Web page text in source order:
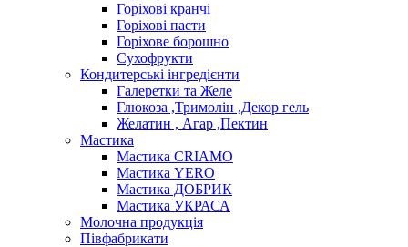
Горіхові кранчі
Горіхові пасти
Горіхове борошно
Сухофрукти
Кондитерські інгредієнти
Галеретки та Желе
Глюкоза ,Тримолін ,Декор гель
Желатин , Агар ,Пектин
Мастика
Мастика CRIAMO
Мастика YERO
Мастика ДОБРИК
Мастика УКРАСА
Молочна продукція
Півфабрикати